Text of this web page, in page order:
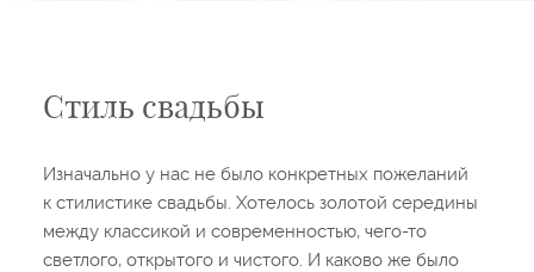
Стиль свадьбы
Изначально у нас не было конкретных пожеланий
к стилистике свадьбы. Хотелось золотой середины
между классикой и современностью, чего-то
светлого, открытого и чистого. И каково же было